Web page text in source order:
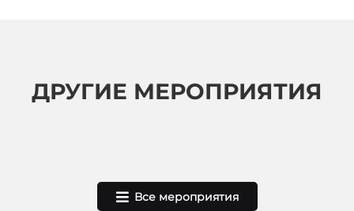
ДРУГИЕ МЕРОПРИЯТИЯ
Все мероприятия